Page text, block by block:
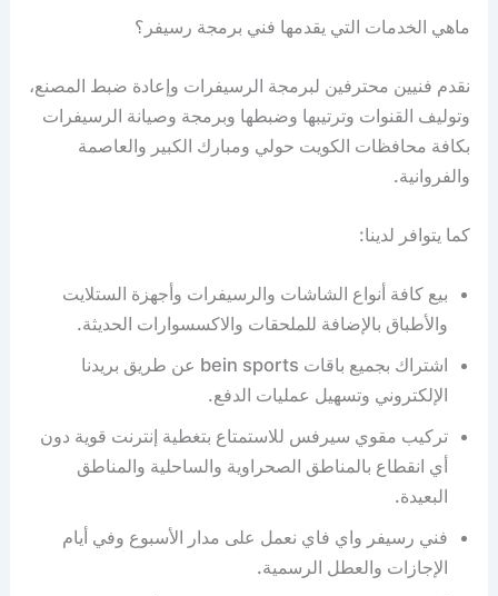
ماهي الخدمات التي يقدمها فني برمجة رسيفر؟
نقدم فنيين محترفين لبرمجة الرسيفرات وإعادة ضبط المصنع،
وتوليف القنوات وترتيبها وضبطها وبرمجة وصيانة الرسيفرات
بكافة محافظات الكويت حولي ومبارك الكبير والعاصمة
والفروانية.
كما يتوافر لدينا:
بيع كافة أنواع الشاشات والرسيفرات وأجهزة الستلايت
والأطباق بالإضافة للملحقات والاكسسوارات الحديثة.
اشتراك بجميع باقات bein sports عن طريق بريدنا
الإلكتروني وتسهيل عمليات الدفع.
تركيب مقوي سيرفس للاستمتاع بتغطية إنترنت قوية دون
أي انقطاع بالمناطق الصحراوية والساحلية والمناطق
البعيدة.
فني رسيفر واي فاي نعمل على مدار الأسبوع وفي أيام
الإجازات والعطل الرسمية.